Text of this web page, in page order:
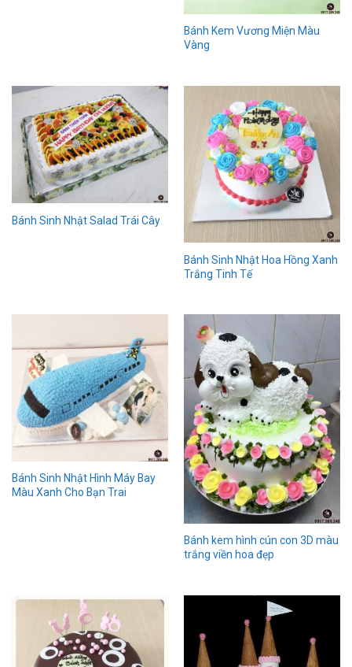
Bánh Kem Vương Miện Màu
Vàng
Bánh Sinh Nhật Salad Trái Cây
Bánh Sinh Nhật Hoa Hồng Xanh
Trắng Tinh Tế
Bánh Sinh Nhật Hình Máy Bay
Màu Xanh Cho Bạn Trai
Bánh kem hình cún con 3D màu
trắng viền hoa đẹp